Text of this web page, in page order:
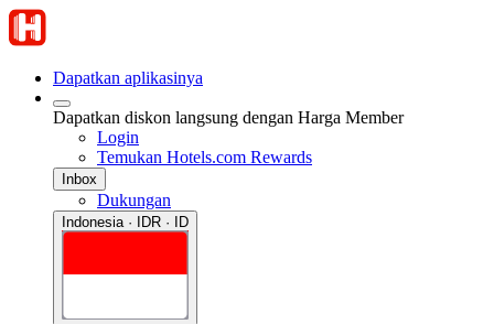
Dapatkan aplikasinya
Dapatkan diskon langsung dengan Harga Member
Login
Temukan Hotels.com Rewards
Inbox
Dukungan
Indonesia · IDR · ID